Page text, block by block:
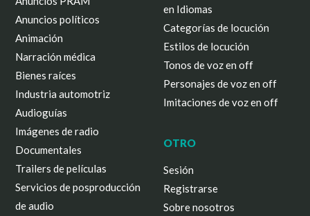
Anuncios políticos
Animación
Narración médica
Bienes raíces
Industria automotriz
Audioguías
Imágenes de radio
Documentales
Trailers de películas
Servicios de posproducción
de audio
en Idiomas
Categorías de locución
Estilos de locución
Tonos de voz en off
Personajes de voz en off
Imitaciones de voz en off
OTRO
Sesión
Registrarse
Sobre nosotros